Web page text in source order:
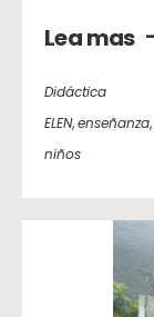
Lea mas
Didáctica
ELEN,enseñanza,
niños